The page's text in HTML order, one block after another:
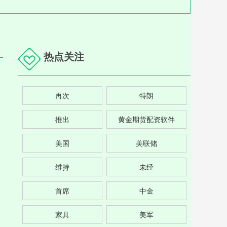
热点关注
再次 特朗
推出 黄金期货配资软件
美国 美联储
维持 未经
首席 中金
家具 美军